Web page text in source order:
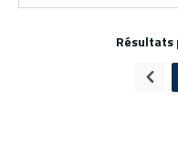
Résultats